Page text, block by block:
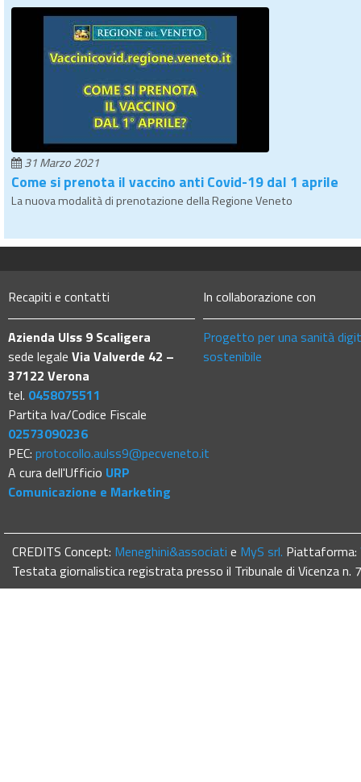
31 Marzo 2021
Come si prenota il vaccino anti Covid-19 dal 1 aprile
La nuova modalità di prenotazione della Regione Veneto
Recapiti e contatti
Azienda Ulss 9 Scaligera
sede legale Via Valverde 42 –
37122 Verona
tel. 0458075511
Partita Iva/Codice Fiscale
02573090236
PEC: protocollo.aulss9@pecveneto.it
A cura dell'Ufficio URP
Comunicazione e Marketing
In collaborazione con
Progetto per una sanità
sostenibile
CREDITS Concept: Meneghini&associati e MyS srl. Piattaforma:
Testata giornalistica registrata presso il Tribunale di Vicenza n.